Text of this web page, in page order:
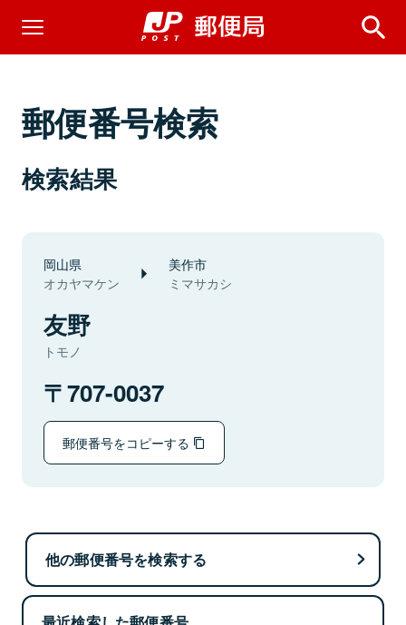
郵便番号検索
検索結果
岡山県
オカヤマケン
美作市
ミマサカシ
友野
トモノ
707-0037
郵便番号をコピーする
他の郵便番号を検索する